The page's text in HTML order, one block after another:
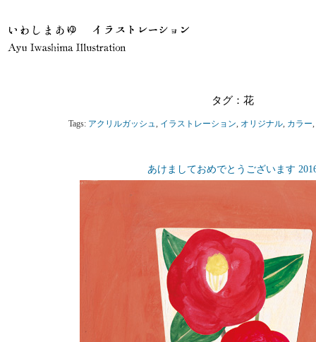
タグ：花
Tags: アクリルガッシュ, イラストレーション, オリジナル, カラー,
あけましておめでとうございます